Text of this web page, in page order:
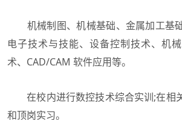
机械制图、机械基础、金属加工基
电子技术与技能、设备控制技术、机
术、CAD/CAM 软件应用等。
在校内进行数控技术综合实训;在相
和顶岗实习。